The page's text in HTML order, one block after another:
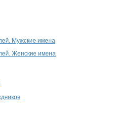
Мужские имена
Женские имена